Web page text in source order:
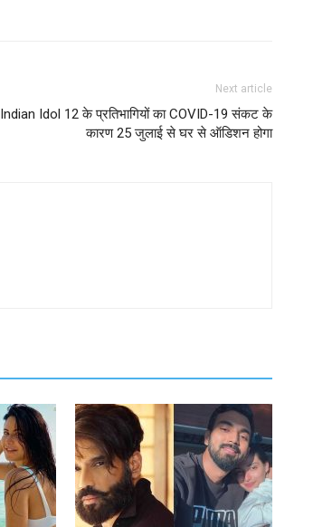
Next article
Indian Idol 12 के प्रतिभागियों का COVID-19 संकट के
कारण 25 जुलाई से घर से ऑडिशन होगा